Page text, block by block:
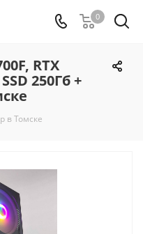
0
RTX
250Гб +
в Томске